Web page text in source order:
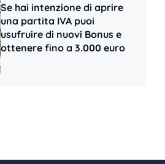
Se hai intenzione di aprire
una partita IVA puoi
usufruire di nuovi Bonus e
ottenere fino a 3.000 euro